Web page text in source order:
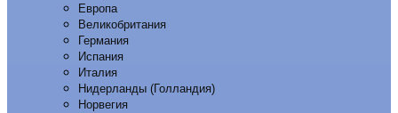
Европа
Великобритания
Германия
Испания
Италия
Нидерланды (Голландия)
Норвегия